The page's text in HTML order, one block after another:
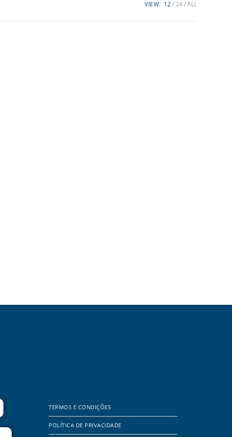
VIEW: 12 24 ALL
TERMOS E CONDIÇÕES
POLÍTICA DE PRIVACIDADE